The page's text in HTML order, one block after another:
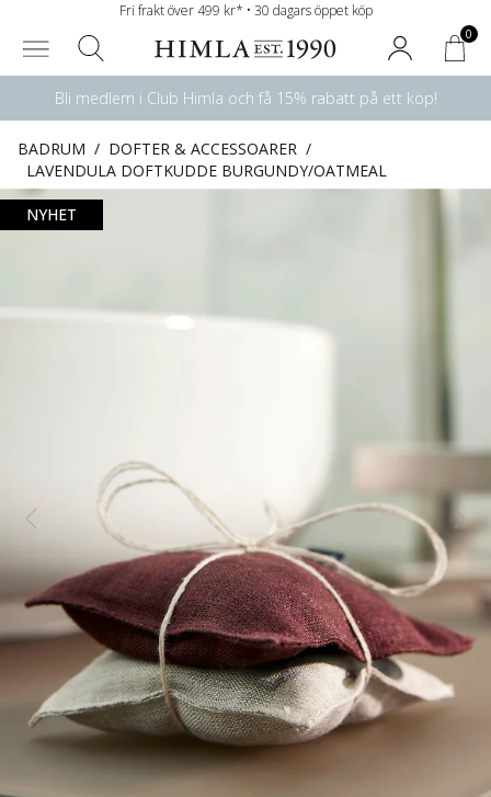
Fri frakt över 499 kr* • 30 dagars öppet köp
0
Bli medlem i Club Himla och få 15% rabatt på ett köp!
BADRUM / DOFTER & ACCESSOARER /
LAVENDULA DOFTKUDDE BURGUNDY/OATMEAL
NYHET